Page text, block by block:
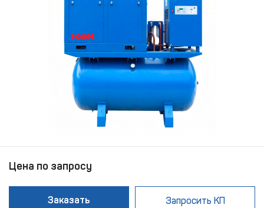
Цена по запросу
Заказать Запросить КП